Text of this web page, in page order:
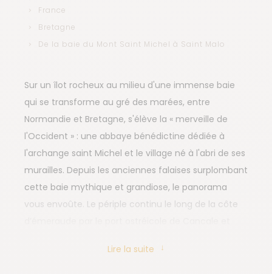
France
Bretagne
De la baie du Mont Saint Michel à Saint Malo
Sur un îlot rocheux au milieu d'une immense baie
qui se transforme au gré des marées, entre
Normandie et Bretagne, s'élève la « merveille de
l'Occident » : une abbaye bénédictine dédiée à
l'archange saint Michel et le village né à l'abri de ses
murailles. Depuis les anciennes falaises surplombant
cette baie mythique et grandiose, le panorama
vous envoûte. Le périple continu le long de la côte
qui domine l'estuaire de la Rance.
Lire la suite